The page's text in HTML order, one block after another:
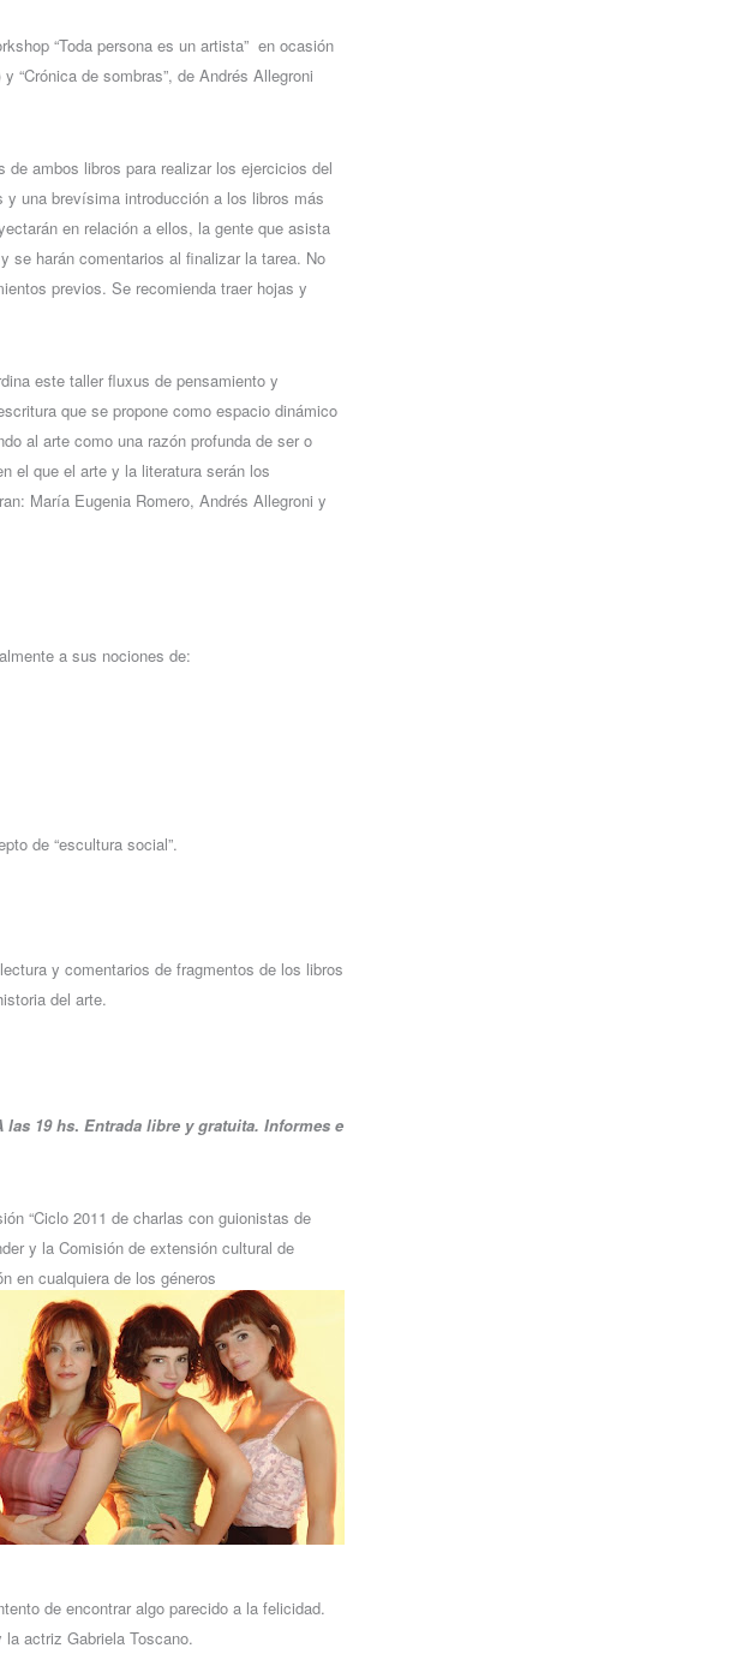
“Toda persona es un artista” en ocasión
y “Crónica de sombras”, de Andrés Allegroni
de ambos libros para realizar los ejercicios del
y una brevísima introducción a los libros más
en relación a ellos, la gente que asista
se harán comentarios al finalizar la tarea. No
previos. Se recomienda traer hojas y
este taller fluxus de pensamiento y
que se propone como espacio dinámico
al arte como una razón profunda de ser o
el que el arte y la literatura serán los
María Eugenia Romero, Andrés Allegroni y
a sus nociones de:
de “escultura social”.
y comentarios de fragmentos de los libros
del arte.
las 19 hs. Entrada libre y gratuita. Informes e
“Ciclo 2011 de charlas con guionistas de
y la Comisión de extensión cultural de
en cualquiera de los géneros
de encontrar algo parecido a la felicidad.
actriz Gabriela Toscano.